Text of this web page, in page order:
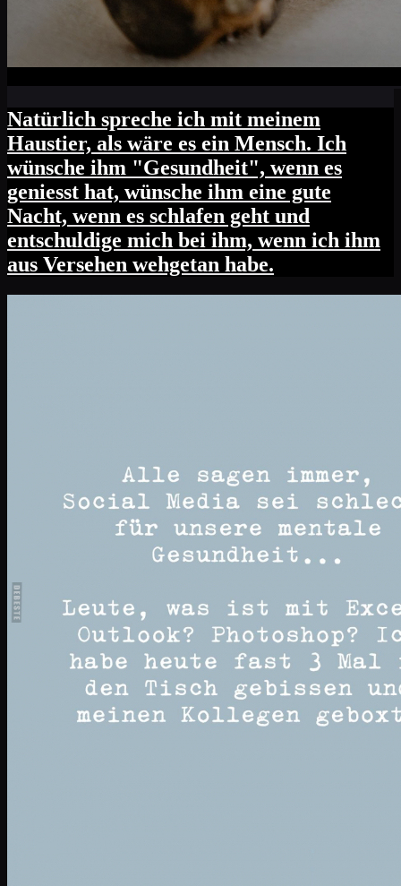
Natürlich spreche ich mit meinem
Haustier, als wäre es ein Mensch. Ich
wünsche ihm "Gesundheit", wenn es
geniesst hat, wünsche ihm eine gute
Nacht, wenn es schlafen geht und
entschuldige mich bei ihm, wenn ich ihm
aus Versehen wehgetan habe.